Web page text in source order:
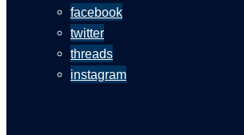
facebook
twitter
threads
instagram